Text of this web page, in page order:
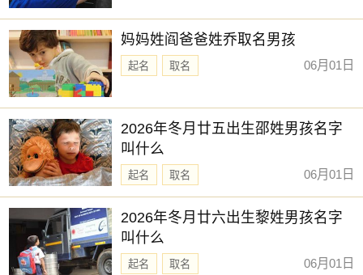
妈妈姓阎爸爸姓乔取名男孩
起名 取名 06月01日
2026年冬月廿五出生邵姓男孩名字
叫什么
起名 取名 06月01日
2026年冬月廿六出生黎姓男孩名字
叫什么
起名 取名 06月01日